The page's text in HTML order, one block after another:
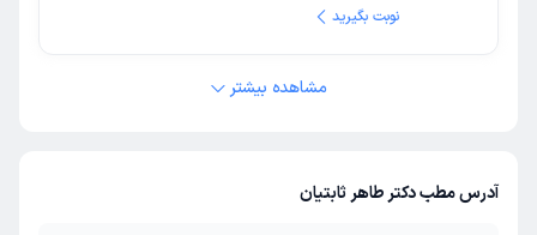
نوبت بگیرید
مشاهده بیشتر
آدرس مطب دکتر طاهر ثابتیان